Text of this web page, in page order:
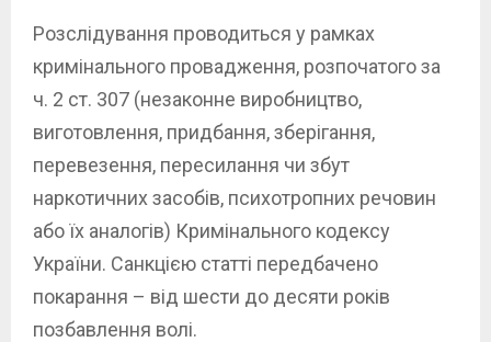
Розслідування проводиться у рамках
кримінального провадження, розпочатого за
ч. 2 ст. 307 (незаконне виробництво,
виготовлення, придбання, зберігання,
перевезення, пересилання чи збут
наркотичних засобів, психотропних речовин
або їх аналогів) Кримінального кодексу
України. Санкцією статті передбачено
покарання – від шести до десяти років
позбавлення волі.